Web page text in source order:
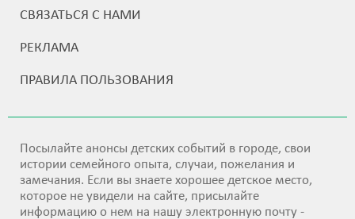
СВЯЗАТЬСЯ С НАМИ
РЕКЛАМА
ПРАВИЛА ПОЛЬЗОВАНИЯ
Посылайте анонсы детских событий в городе, свои
истории семейного опыта, случаи, пожелания и
замечания. Если вы знаете хорошее детское место,
которое не увидели на сайте, присылайте
информацию о нем на нашу электронную почту -